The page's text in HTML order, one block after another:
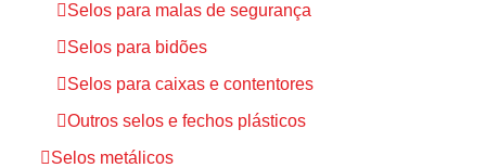
Selos para malas de segurança
Selos para bidões
Selos para caixas e contentores
Outros selos e fechos plásticos
Selos metálicos